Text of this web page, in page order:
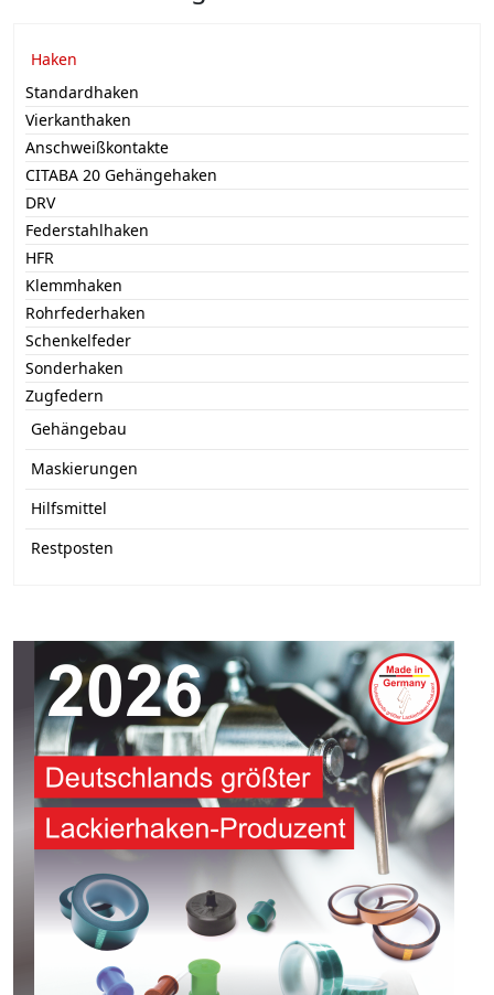
Haken
Standardhaken
Vierkanthaken
Anschweißkontakte
CITABA 20 Gehängehaken
DRV
Federstahlhaken
HFR
Klemmhaken
Rohrfederhaken
Schenkelfeder
Sonderhaken
Zugfedern
Gehängebau
Maskierungen
Hilfsmittel
Restposten